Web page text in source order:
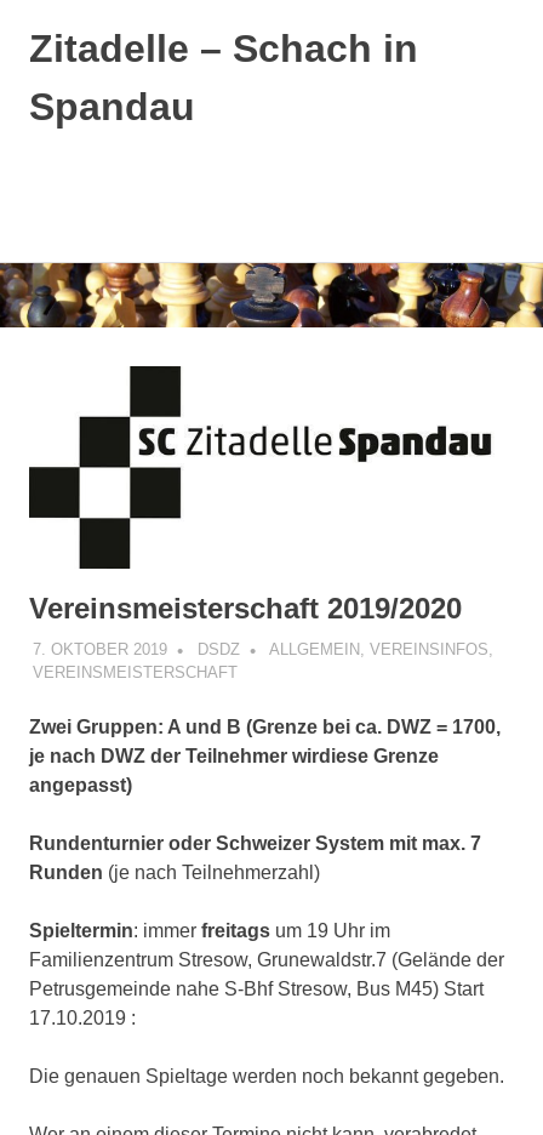
Zum
Inhalt
springen
Zitadelle – Schach in
Spandau
Vereinsmeisterschaft 2019/2020
7. OKTOBER 2019 DSDZ ALLGEMEIN , VEREINSINFOS,
VEREINSMEISTERSCHAFT
Zwei Gruppen: A und B (Grenze bei ca. DWZ = 1700,
je nach DWZ der Teilnehmer wirdiese Grenze
angepasst)
Rundenturnier oder Schweizer System mit max. 7
Runden (je nach Teilnehmerzahl)
Spieltermin: immer freitags um 19 Uhr im
Familienzentrum Stresow, Grunewaldstr.7 (Gelände der
Petrusgemeinde nahe S-Bhf Stresow, Bus M45) Start
17.10.2019 :
Die genauen Spieltage werden noch bekannt gegeben.